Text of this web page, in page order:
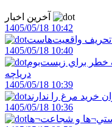
1405/05/18 10:42
تحريف واقعيت‌هاست
1405/05/18 10:40
خطر براي زيست‌بوم
درياچه
1405/05/18 10:39
خريد مرغ را ندارند
1405/05/18 10:36
و شجاعت¬ها